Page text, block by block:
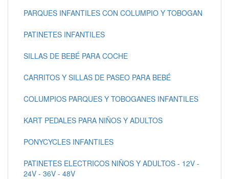
PARQUES INFANTILES CON COLUMPIO Y TOBOGAN
PATINETES INFANTILES
SILLAS DE BEBÉ PARA COCHE
CARRITOS Y SILLAS DE PASEO PARA BEBÉ
COLUMPIOS PARQUES Y TOBOGANES INFANTILES
KART PEDALES PARA NIÑOS Y ADULTOS
PONYCYCLES INFANTILES
PATINETES ELECTRICOS NIÑOS Y ADULTOS - 12V -
24V - 36V - 48V